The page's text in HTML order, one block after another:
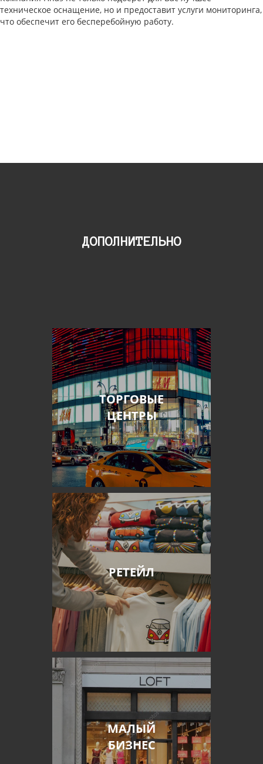
техническое оснащение, но и предоставит услуги мониторинга,
что обеспечит его бесперебойную работу.
ДОПОЛНИТЕЛЬНО
ТОРГОВЫЕ
ЦЕНТРЫ
РЕТЕЙЛ
МАЛЫЙ
БИЗНЕС